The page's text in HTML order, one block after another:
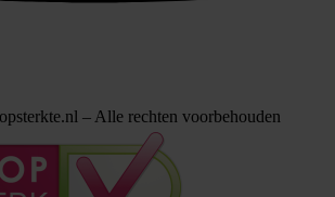
– Alle rechten voorbehouden